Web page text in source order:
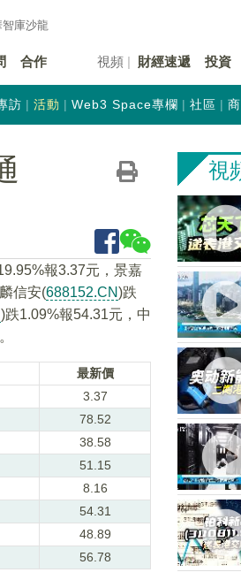
智庫沙龍
合作 視頻 財經速遞 投資
訪 活動 Web3 Space專欄 社區
報3.37元，景嘉
信安(688152.CN)跌
)跌1.09%報54.31元，中
最新價
3.37
78.52
38.58
51.15
8.16
54.31
48.89
56.78
視